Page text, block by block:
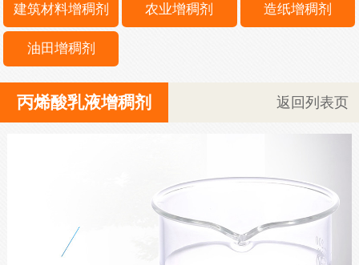
建筑材料增稠剂 农业增稠剂 造纸增稠剂
油田增稠剂
丙烯酸乳液增稠剂 返回列表页